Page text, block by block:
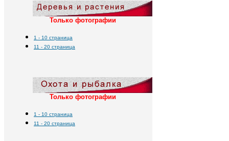
создании сайта!
Только фотографии
1 - 10 страница
11 - 20 страница
Только фотографии
1 - 10 страница
11 - 20 страница